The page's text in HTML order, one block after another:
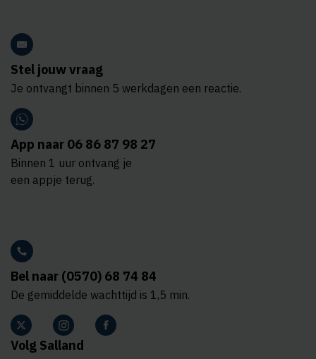
Stel jouw vraag
Je ontvangt binnen 5 werkdagen een reactie.
App naar 06 86 87 98 27
Binnen 1 uur ontvang je
een appje terug.
Bel naar (0570) 68 74 84
De gemiddelde wachttijd is 1,5 min.
Volg Salland